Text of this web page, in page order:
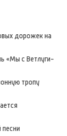
дорожек на
«Мы с Ветлуги-
тропу